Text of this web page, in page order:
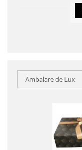
Ambalare de Lux